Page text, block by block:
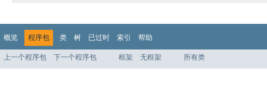
概览 程序包 类 树 已过时 索引 帮助
上一个程序包 下一个程序包 框架 无框架 所有类